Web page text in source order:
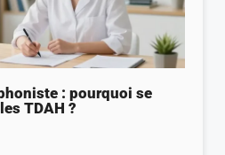
: pourquoi se
TDAH ?